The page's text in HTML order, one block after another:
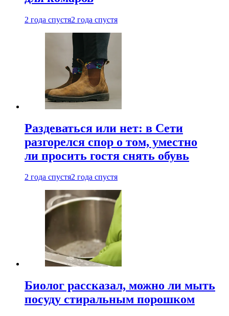
2 года спустя2 года спустя
Раздеваться или нет: в Сети
разгорелся спор о том, уместно
ли просить гостя снять обувь
2 года спустя2 года спустя
Биолог рассказал, можно ли мыть
посуду стиральным порошком